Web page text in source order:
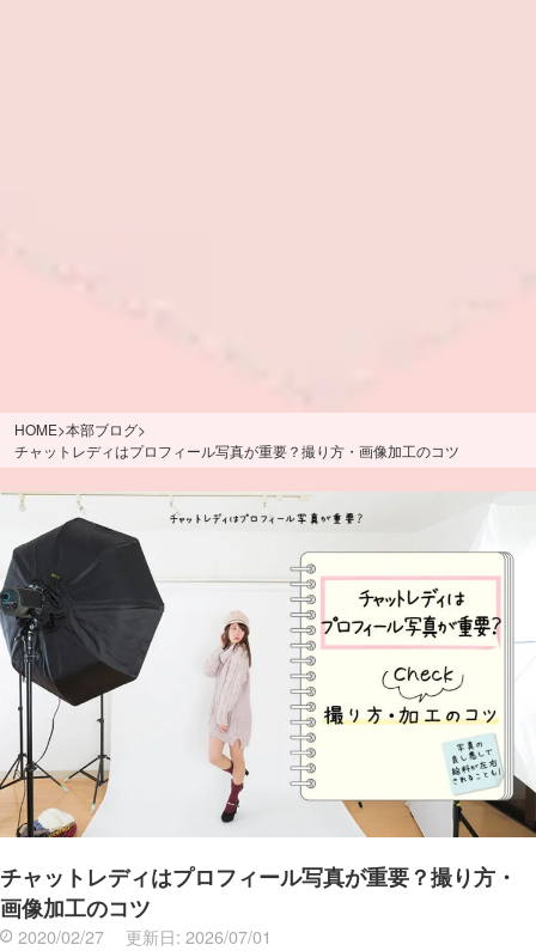
HOME>本部ブログ>
チャットレディはプロフィール写真が重要？撮り方・画像加工のコツ
チャットレディはプロフィール写真が重要？撮り方・
画像加工のコツ
2020/02/27 更新日: 2026/07/01